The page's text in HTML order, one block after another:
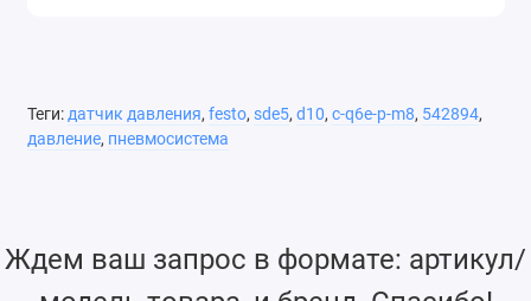
Теги:датчик давления, festo, sde5, d10, c-q6e-p-m8, 542894,
давление, пневмосистема
Ждем ваш запрос в формате: артикул/